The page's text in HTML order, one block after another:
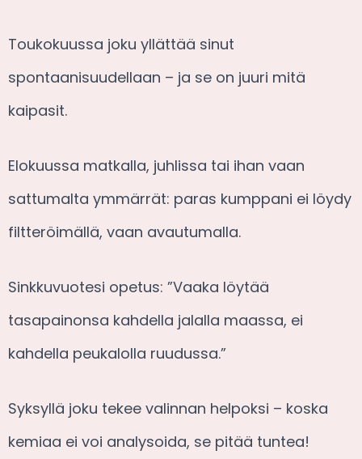
Toukokuussa joku yllättää sinut
spontaanisuudellaan – ja se on juuri mitä
kaipasit.
Elokuussa matkalla, juhlissa tai ihan vaan
sattumalta ymmärrät: paras kumppani ei löydy
filtteröimällä, vaan avautumalla.
Sinkkuvuotesi opetus: ”Vaaka löytää
tasapainonsa kahdella jalalla maassa, ei
kahdella peukalolla ruudussa.”
Syksyllä joku tekee valinnan helpoksi – koska
kemiaa ei voi analysoida, se pitää tuntea!